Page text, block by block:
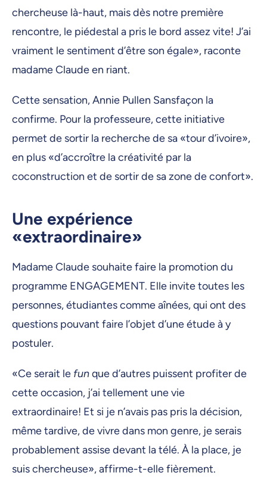
chercheuse là-haut, mais dès notre première
rencontre, le piédestal a pris le bord assez vite! J’ai
vraiment le sentiment d’être son égale», raconte
madame Claude en riant.
Cette sensation, Annie Pullen Sansfaçon la
confirme. Pour la professeure, cette initiative
permet de sortir la recherche de sa «tour d’ivoire»,
en plus «d’accroître la créativité par la
coconstruction et de sortir de sa zone de confort».
Une expérience
«extraordinaire»
Madame Claude souhaite faire la promotion du
programme ENGAGEMENT. Elle invite toutes les
personnes, étudiantes comme aînées, qui ont des
questions pouvant faire l’objet d’une étude à y
postuler.
«Ce serait le funque d’autres puissent profiter de
cette occasion, j’ai tellement une vie
extraordinaire! Et si je n’avais pas pris la décision,
même tardive, de vivre dans mon genre, je serais
probablement assise devant la télé. À la place, je
suis chercheuse», affirme-t-elle fièrement.